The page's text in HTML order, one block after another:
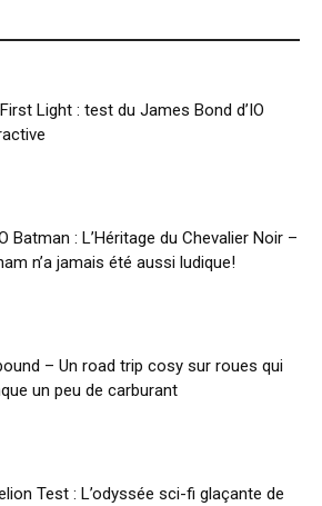
Light : test du James Bond d’IO
Batman : L’Héritage du Chevalier Noir –
n’a jamais été aussi ludique!
– Un road trip cosy sur roues qui
un peu de carburant
Test : L’odyssée sci-fi glaçante de